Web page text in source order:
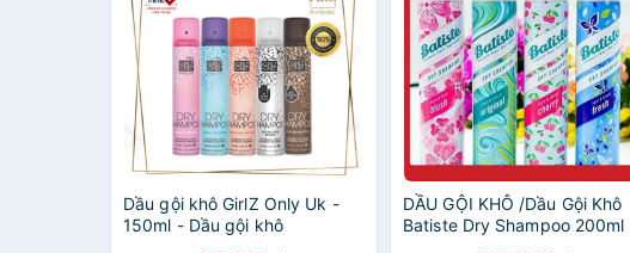
Dầu gội khô GirlZ Only Uk -
150ml - Dầu gội khô
DẦU GỘI KHÔ /Dầu Gội Khô
Batiste Dry Shampoo 200ml